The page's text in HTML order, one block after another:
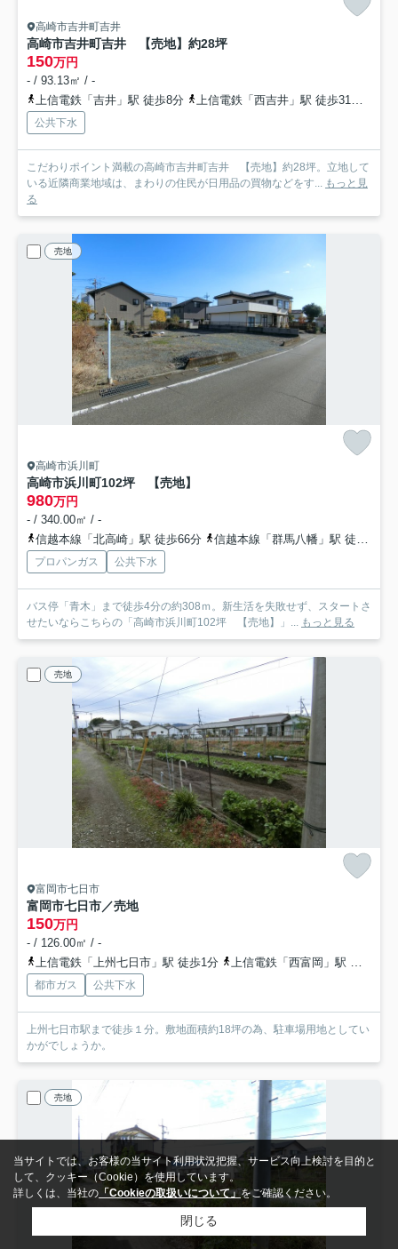
高崎市吉井町吉井
高崎市吉井町吉井 【売地】約28坪
150万円
- / 93.13㎡ / -
上信電鉄「吉井」駅 徒歩8分
上信電鉄「西吉井」駅 徒歩31分
公共下水
こだわりポイント満載の高崎市吉井町吉井 【売地】約28坪。立地して
いる近隣商業地域は、まわりの住民が日用品の買物などをす... もっと見
る
売地
高崎市浜川町
高崎市浜川町102坪 【売地】
980万円
- / 340.00㎡ / -
信越本線「北高崎」駅 徒歩66分
信越本線「群馬八幡」駅 徒歩69分
プロパンガス 公共下水
バス停「青木」まで徒歩4分の約308ｍ。新生活を失敗せず、スタートさ
せたいならこちらの「高崎市浜川町102坪 【売地】」... もっと見る
売地
富岡市七日市
富岡市七日市／売地
150万円
- / 126.00㎡ / -
上信電鉄「上州七日市」駅 徒歩1分
上信電鉄「西富岡」駅 徒歩12分
都市ガス 公共下水
上州七日市駅まで徒歩１分。敷地面積約18坪の為、駐車場用地としてい
かがでしょうか。
売地
当サイトでは、お客様の当サイト利用状況把握、サービス向上検討を目的と
して、クッキー（Cookie）を使用しています。
詳しくは、当社の 「Cookieの取扱いについて」 をご確認ください。
閉じる